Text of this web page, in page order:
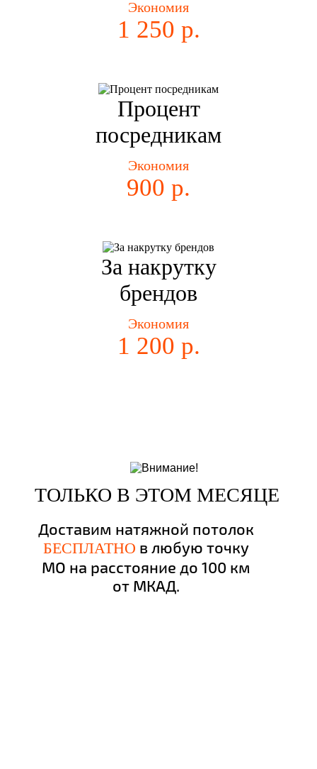
Экономия
1 250 р.
Процент
посредникам
Экономия
900 р.
За накрутку
брендов
Экономия
1 200 р.
ТОЛЬКО В ЭТОМ МЕСЯЦЕ
Доставим натяжной потолок
БЕСПЛАТНО в любую точку
МО на расстояние до 100 км
от МКАД.